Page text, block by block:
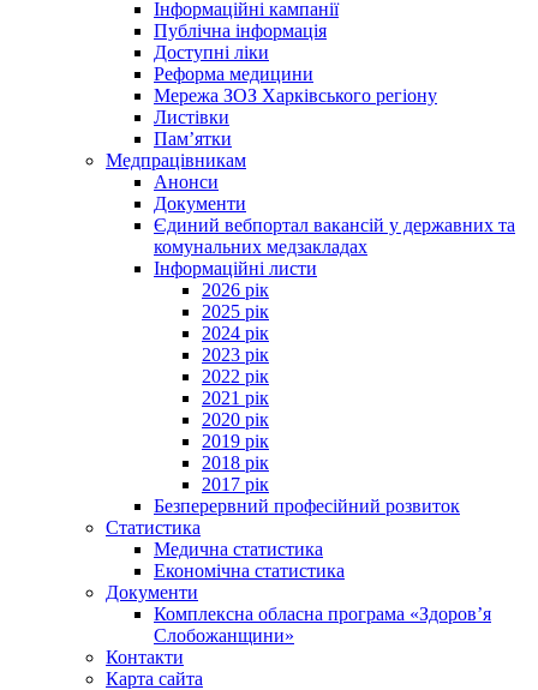
Інформаційні кампанії
Публічна інформація
Доступні ліки
Реформа медицини
Мережа ЗОЗ Харківського регіону
Листівки
Пам’ятки
Медпрацівникам
Анонси
Документи
Єдиний вебпортал вакансій у державних та
комунальних медзакладах
Інформаційні листи
2026 рік
2025 рік
2024 рік
2023 рік
2022 рік
2021 рік
2020 рік
2019 рік
2018 рік
2017 рік
Безперервний професійний розвиток
Статистика
Медична статистика
Економічна статистика
Документи
Комплексна обласна програма «Здоров’я
Слобожанщини»
Контакти
Карта сайта